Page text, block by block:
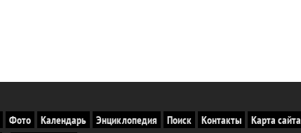
Фото Календарь Энциклопедия Поиск Контакты Карта сайта